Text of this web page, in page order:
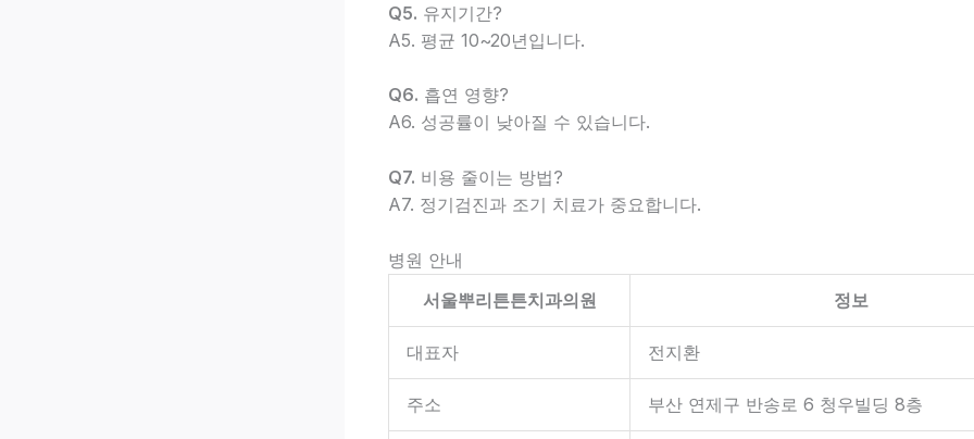
Q5. 유지기간?
A5. 평균 10~20년입니다.
Q6. 흡연 영향?
A6. 성공률이 낮아질 수 있습니다.
Q7. 비용 줄이는 방법?
A7. 정기검진과 조기 치료가 중요합니다.
병원 안내
서울뿌리튼튼치과의원
정보
대표자 전지환
주소 부산 연제구 반송로 6 청우빌딩 8층